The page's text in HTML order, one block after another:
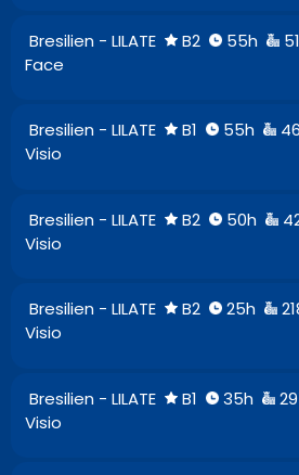
Bresilien - LILATE B2 55h
Face
Bresilien - LILATE B1 55h
Visio
Bresilien - LILATE B2 50h
Visio
Bresilien - LILATE B2 25h
Visio
Bresilien - LILATE B1 35h
Visio